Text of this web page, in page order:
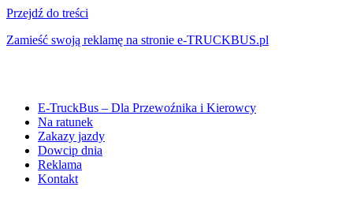
Przejdź do treści
Zamieść swoją reklamę na stronie e-TRUCKBUS.pl
E-TruckBus – Dla Przewoźnika i Kierowcy
Na ratunek
Zakazy jazdy
Dowcip dnia
Reklama
Kontakt